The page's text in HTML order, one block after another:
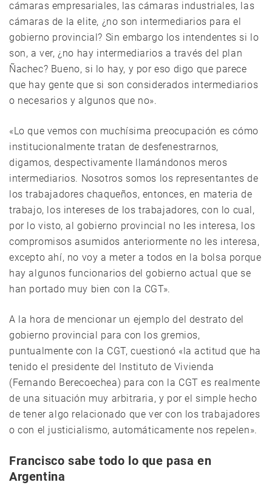
cámaras empresariales, las cámaras industriales, las
cámaras de la elite, ¿no son intermediarios para el
gobierno provincial? Sin embargo los intendentes si lo
son, a ver, ¿no hay intermediarios a través del plan
Ñachec? Bueno, si lo hay, y por eso digo que parece
que hay gente que si son considerados intermediarios
o necesarios y algunos que no».
«Lo que vemos con muchísima preocupación es cómo
institucionalmente tratan de desfenestrarnos,
digamos, despectivamente llamándonos meros
intermediarios. Nosotros somos los representantes de
los trabajadores chaqueños, entonces, en materia de
trabajo, los intereses de los trabajadores, con lo cual,
por lo visto, al gobierno provincial no les interesa, los
compromisos asumidos anteriormente no les interesa,
excepto ahí, no voy a meter a todos en la bolsa porque
hay algunos funcionarios del gobierno actual que se
han portado muy bien con la CGT».
A la hora de mencionar un ejemplo del destrato del
gobierno provincial para con los gremios,
puntualmente con la CGT, cuestionó «la actitud que ha
tenido el presidente del Instituto de Vivienda
(Fernando Berecoechea) para con la CGT es realmente
de una situación muy arbitraria, y por el simple hecho
de tener algo relacionado que ver con los trabajadores
o con el justicialismo, automáticamente nos repelen».
Francisco sabe todo lo que pasa en
Argentina